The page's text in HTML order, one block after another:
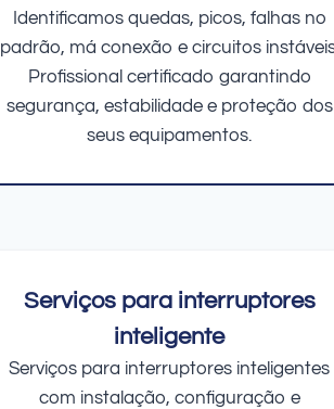
Identificamos quedas, picos, falhas no
padrão, má conexão e circuitos
Profissional certificado garantindo
segurança, estabilidade e proteção dos
seus equipamentos.
Serviços para interruptores
inteligente
Serviços para interruptores inteligentes
com instalação, configuração e